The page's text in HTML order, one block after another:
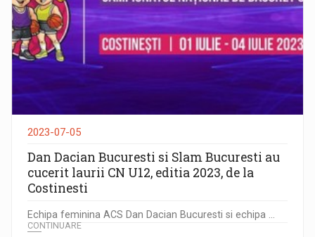
2023-07-05
Dan Dacian Bucuresti si Slam Bucuresti au
cucerit laurii CN U12, editia 2023, de la
Costinesti
Echipa feminina ACS Dan Dacian Bucuresti si echipa ...
CONTINUARE